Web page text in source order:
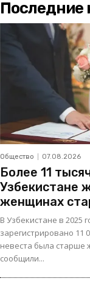
Последние
Общество 07.08.2026
Более 11
Узбекистане
женщинах
В Узбекистане в 2025
зарегистрировано 11
невеста была старше
сообщили...